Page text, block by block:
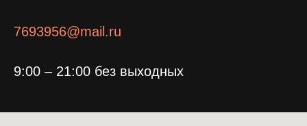
7693956@mail.ru
9:00 – 21:00 без выходных